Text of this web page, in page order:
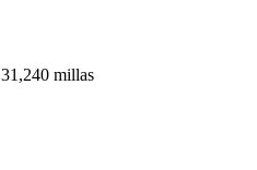
31,240 millas